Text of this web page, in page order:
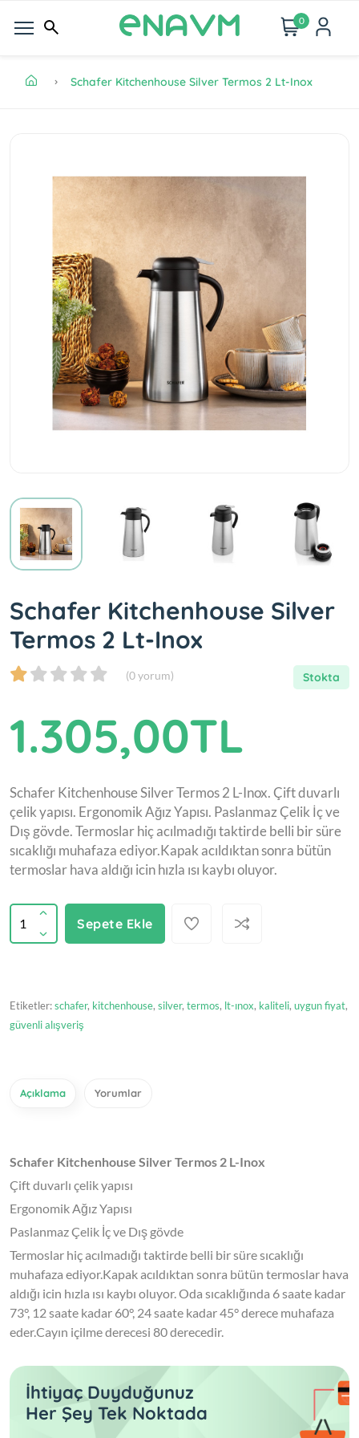
0
Schafer Kitchenhouse Silver Termos 2 Lt-Inox
Schafer Kitchenhouse Silver
Termos 2 Lt-Inox
(0 yorum) Stokta
1.305,00TL
Schafer Kitchenhouse Silver Termos 2 L-Inox. Çift duvarlı
çelik yapısı. Ergonomik Ağız Yapısı. Paslanmaz Çelik İç ve
Dış gövde. Termoslar hiç acılmadığı taktirde belli bir süre
sıcaklığı muhafaza ediyor.Kapak acıldıktan sonra bütün
termoslar hava aldığı icin hızla ısı kaybı oluyor.
Sepete Ekle
Etiketler:schafer, kitchenhouse, silver, termos, lt-ınox, kaliteli, uygun fiyat,
güvenli alışveriş
Açıklama Yorumlar
Schafer Kitchenhouse Silver Termos 2 L-Inox
Çift duvarlı çelik yapısı
Ergonomik Ağız Yapısı
Paslanmaz Çelik İç ve Dış gövde
Termoslar hiç acılmadığı taktirde belli bir süre sıcaklığı
muhafaza ediyor.Kapak acıldıktan sonra bütün termoslar hava
aldığı icin hızla ısı kaybı oluyor. Oda sıcaklığında 6 saate kadar
73°, 12 saate kadar 60°, 24 saate kadar 45° derece muhafaza
eder.Cayın içilme derecesi 80 derecedir.
İhtiyaç Duyduğunuz
Her Şey Tek Noktada